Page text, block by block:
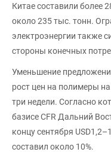
Китае составили более
около 235 тыс. тонн.
электроэнергии также
стороны конечных
Уменьшение
рост цен на полимеры
три недели. Согласно
базисе CFR Дальний
концу сентября
составил около 10%.